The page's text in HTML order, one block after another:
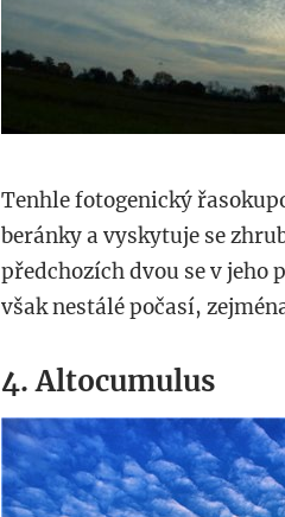
Tenhle fotogenický
beránky a vyskytuje se
předchozích dvou se v jeho
však nestálé počasí,
4. Altocumulus